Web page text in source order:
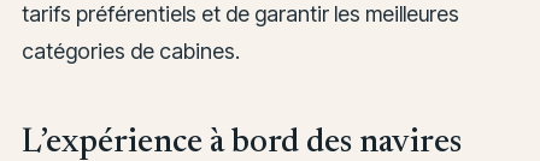
tarifs préférentiels et de garantir les meilleures
catégories de cabines.
L’expérience à bord des navires